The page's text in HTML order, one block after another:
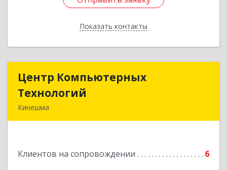
Показать контакты
Назад
Центр Компьютерных
Технологий
Кинешма
Клиентов на сопровождении 6
Центр Компьютерных
Подробнее